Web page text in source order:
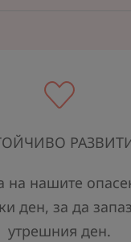
на нашите
ден, за да
утрешния ден.